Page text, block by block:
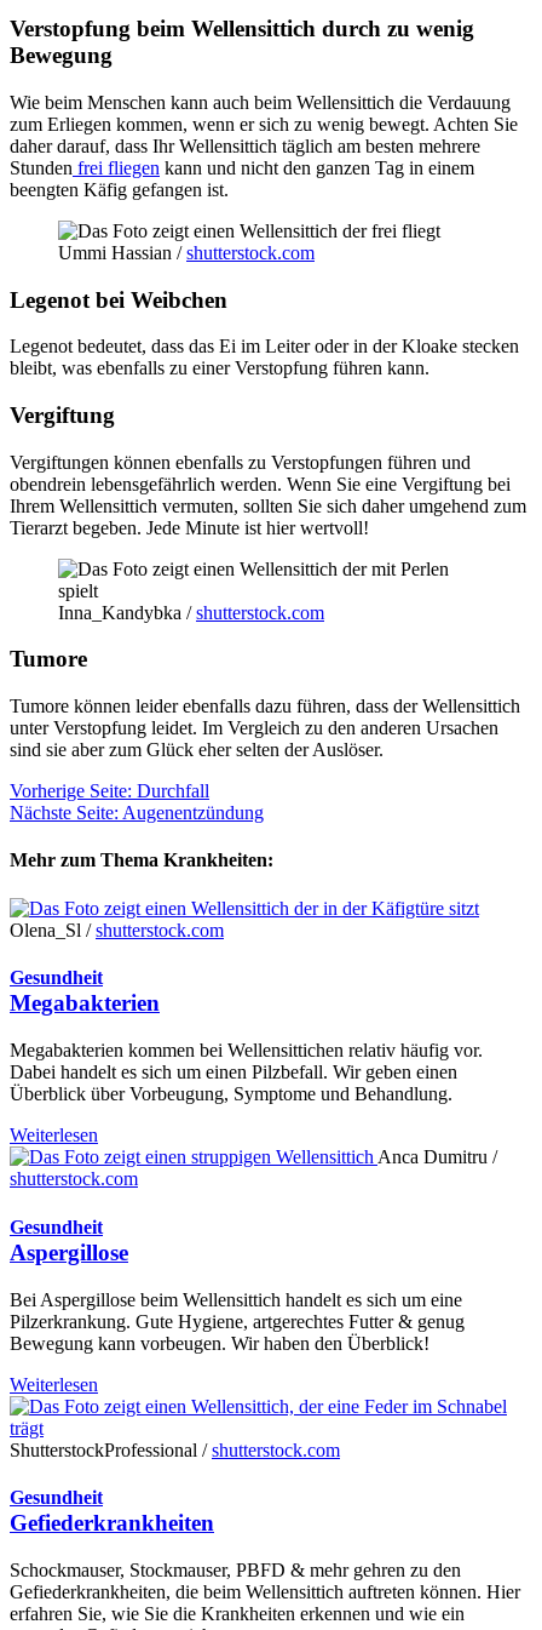
Verstopfung beim Wellensittich durch zu wenig
Bewegung
Wie beim Menschen kann auch beim Wellensittich die Verdauung
zum Erliegen kommen, wenn er sich zu wenig bewegt. Achten Sie
daher darauf, dass Ihr Wellensittich täglich am besten mehrere
Stunden frei fliegen kann und nicht den ganzen Tag in einem
beengten Käfig gefangen ist.
Ummi Hassian /shutterstock.com
Legenot bei Weibchen
Legenot bedeutet, dass das Ei im Leiter oder in der Kloake stecken
bleibt, was ebenfalls zu einer Verstopfung führen kann.
Vergiftung
Vergiftungen können ebenfalls zu Verstopfungen führen und
obendrein lebensgefährlich werden. Wenn Sie eine Vergiftung bei
Ihrem Wellensittich vermuten, sollten Sie sich daher umgehend zum
Tierarzt begeben. Jede Minute ist hier wertvoll!
Inna_Kandybka /shutterstock.com
Tumore
Tumore können leider ebenfalls dazu führen, dass der Wellensittich
unter Verstopfung leidet. Im Vergleich zu den anderen Ursachen
sind sie aber zum Glück eher selten der Auslöser.
Vorherige Seite: Durchfall
Nächste Seite: Augenentzündung
Mehr zum Thema Krankheiten:
Olena_Sl /shutterstock.com
Gesundheit
Megabakterien
Megabakterien kommen bei Wellensittichen relativ häufig vor.
Dabei handelt es sich um einen Pilzbefall. Wir geben einen
Überblick über Vorbeugung, Symptome und Behandlung.
Weiterlesen
Anca Dumitru /
shutterstock.com
Gesundheit
Aspergillose
Bei Aspergillose beim Wellensittich handelt es sich um eine
Pilzerkrankung. Gute Hygiene, artgerechtes Futter & genug
Bewegung kann vorbeugen. Wir haben den Überblick!
Weiterlesen
ShutterstockProfessional /shutterstock.com
Gesundheit
Gefiederkrankheiten
Schockmauser, Stockmauser, PBFD & mehr gehren zu den
Gefiederkrankheiten, die beim Wellensittich auftreten können. Hier
erfahren Sie, wie Sie die Krankheiten erkennen und wie ein